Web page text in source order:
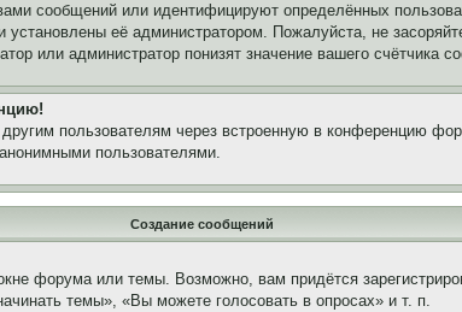
сообщений или идентифицируют определённых
её администратором. Пожалуйста, не
или администратор понизят значение вашего счётчика
пользователям через встроенную в конференцию
пользователями.
Создание сообщений
форума или темы. Возможно, вам придётся
темы», «Вы можете голосовать в опросах» и т. п.